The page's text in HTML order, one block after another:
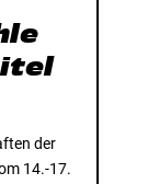
der
14.-17.